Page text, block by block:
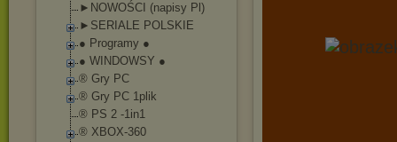
►NOWOŚCI (napisy Pl)
►SERIALE POLSKIE
● Programy ●
● WINDOWSY ●
® Gry PC
® Gry PC 1plik
® PS 2 -1in1
® XBOX-360